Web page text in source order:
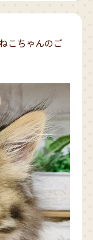
こちゃんのご